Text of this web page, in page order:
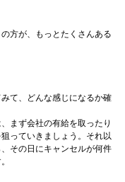
方が、もっとたくさんある
て、どんな感じになるか確
まず会社の有給を取ったり
っていきましょう。それ以
その日にキャンセルが何件